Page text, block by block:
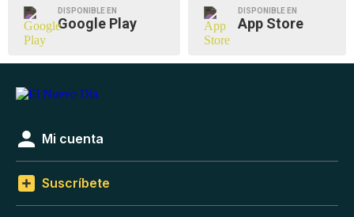
DISPONIBLE EN
Google Play
DISPONIBLE EN
App Store
Mi cuenta
Suscríbete